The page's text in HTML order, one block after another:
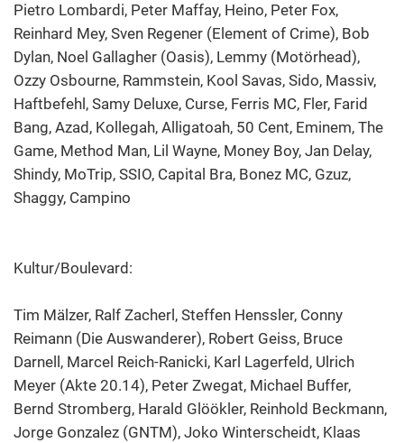
Pietro Lombardi, Peter Maffay, Heino, Peter Fox,
Reinhard Mey, Sven Regener (Element of Crime), Bob
Dylan, Noel Gallagher (Oasis), Lemmy (Motörhead),
Ozzy Osbourne, Rammstein, Kool Savas, Sido, Massiv,
Haftbefehl, Samy Deluxe, Curse, Ferris MC, Fler, Farid
Bang, Azad, Kollegah, Alligatoah, 50 Cent, Eminem, The
Game, Method Man, Lil Wayne, Money Boy, Jan Delay,
Shindy, MoTrip, SSIO, Capital Bra, Bonez MC, Gzuz,
Shaggy, Campino
Kultur/Boulevard:
Tim Mälzer, Ralf Zacherl, Steffen Henssler, Conny
Reimann (Die Auswanderer), Robert Geiss, Bruce
Darnell, Marcel Reich-Ranicki, Karl Lagerfeld, Ulrich
Meyer (Akte 20.14), Peter Zwegat, Michael Buffer,
Bernd Stromberg, Harald Glöökler, Reinhold Beckmann,
Jorge Gonzalez (GNTM), Joko Winterscheidt, Klaas